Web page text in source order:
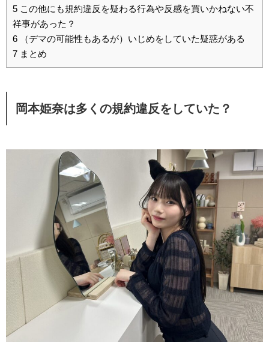
5 この他にも規約違反を疑わる行為や反感を買いかねない不
祥事があった？
6 （デマの可能性もあるが）いじめをしていた疑惑がある
7 まとめ
岡本姫奈は多くの規約違反をしていた？